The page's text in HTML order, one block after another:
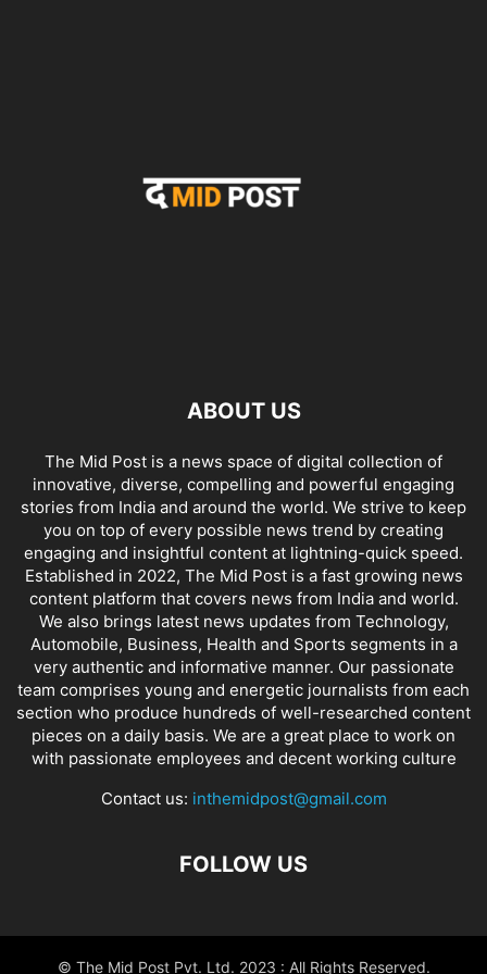
ABOUT US
The Mid Post is a news space of digital collection of
innovative, diverse, compelling and powerful engaging
stories from India and around the world. We strive to keep
you on top of every possible news trend by creating
engaging and insightful content at lightning-quick speed.
Established in 2022, The Mid Post is a fast growing news
content platform that covers news from India and world.
We also brings latest news updates from Technology,
Automobile, Business, Health and Sports segments in a
very authentic and informative manner. Our passionate
team comprises young and energetic journalists from each
section who produce hundreds of well-researched content
pieces on a daily basis. We are a great place to work on
with passionate employees and decent working culture
Contact us: inthemidpost@gmail.com
FOLLOW US
© The Mid Post Pvt. Ltd. 2023 : All Rights Reserved.